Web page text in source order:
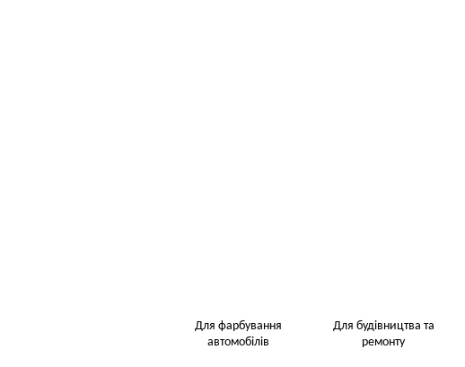
Для фарбування
автомобілів
Для будівництва та
ремонту